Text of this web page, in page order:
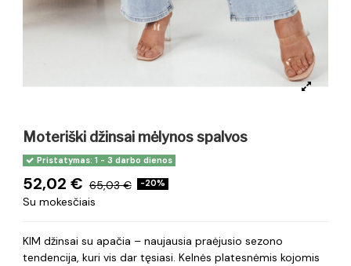
Moteriški džinsai mėlynos spalvos
Pristatymas: 1 - 3 darbo dienos
52,02 € 65,03 € -20%
Su mokesčiais
KIM džinsai su apačia – naujausia praėjusio sezono
tendencija, kuri vis dar tęsiasi. Kelnės platesnėmis kojomis